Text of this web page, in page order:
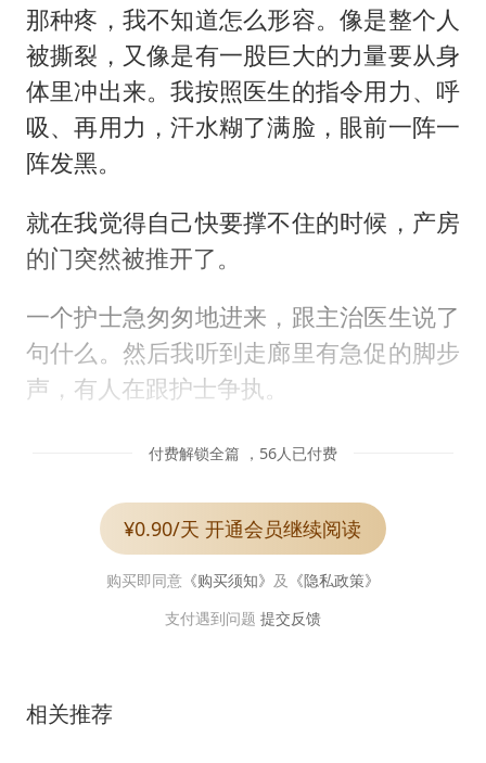
那种疼，我不知道怎么形容。像是整个人
被撕裂，又像是有一股巨大的力量要从身
体里冲出来。我按照医生的指令用力、呼
吸、再用力，汗水糊了满脸，眼前一阵一
阵发黑。
就在我觉得自己快要撑不住的时候，产房
的门突然被推开了。
一个护士急匆匆地进来，跟主治医生说了
句什么。然后我听到走廊里有急促的脚步
声，有人在跟护士争执。
付费解锁全篇 ，56人已付费
¥0.90/天 开通会员继续阅读
购买即同意 《购买须知》 及 《隐私政策》
支付遇到问题 提交反馈
相关推荐